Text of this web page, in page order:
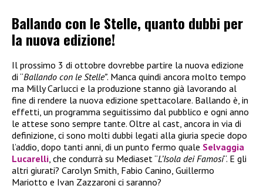
Ballando con le Stelle, quanto dubbi per
la nuova edizione!
Il prossimo 3 di ottobre dovrebbe partire la nuova edizione
di “Ballando con le Stelle”. Manca quindi ancora molto tempo
ma Milly Carlucci e la produzione stanno già lavorando al
fine di rendere la nuova edizione spettacolare. Ballando è, in
effetti, un programma seguitissimo dal pubblico e ogni anno
le attese sono sempre tante. Oltre al cast, ancora in via di
definizione, ci sono molti dubbi legati alla giuria specie dopo
l’addio, dopo tanti anni, di un punto fermo quale Selvaggia
Lucarelli, che condurrà su Mediaset “L’Isola dei Famosi“. E gli
altri giurati? Carolyn Smith, Fabio Canino, Guillermo
Mariotto e Ivan Zazzaroni ci saranno?